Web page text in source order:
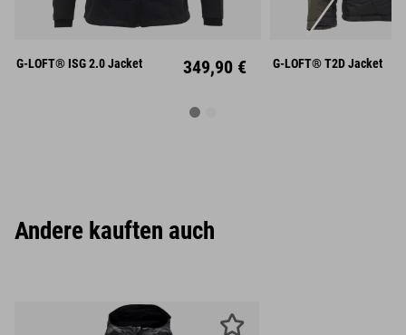
XL XXL
G-LOFT® ISG 2.0 Jacket 349,90 € XL
G-LOFT® T2D Jacket
Andere kauften auch